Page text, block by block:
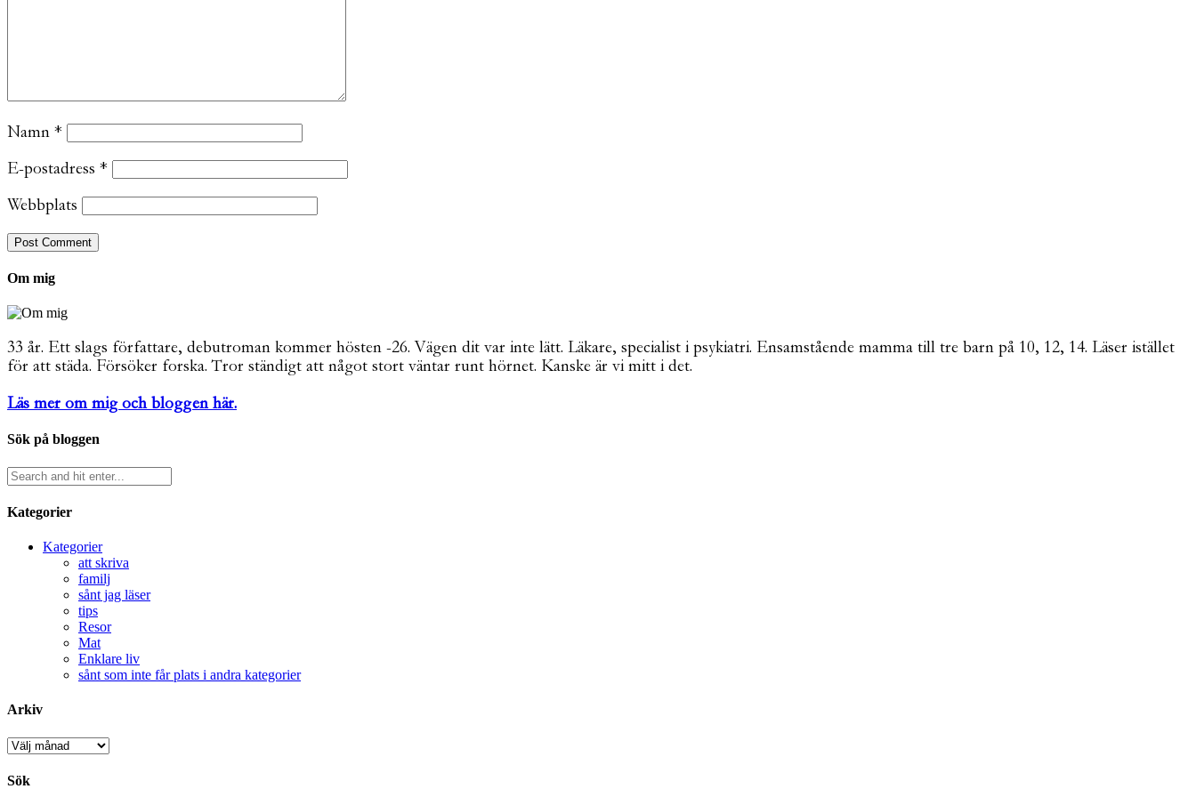
Namn *
E-postadress *
Webbplats
Om mig
33 år. Ett slags författare, debutroman kommer hösten -26. Vägen dit var inte lätt. Läkare, specialist i psykiatri. Ensamstående mamma till tre barn på 10, 12, 14. Läser istället
för att städa. Försöker forska. Tror ständigt att något stort väntar runt hörnet. Kanske är vi mitt i det.
Läs mer om mig och bloggen här.
Sök på bloggen
Kategorier
Kategorier
att skriva
familj
sånt jag läser
tips
Resor
Mat
Enklare liv
sånt som inte får plats i andra kategorier
Arkiv
Arkiv
Sök